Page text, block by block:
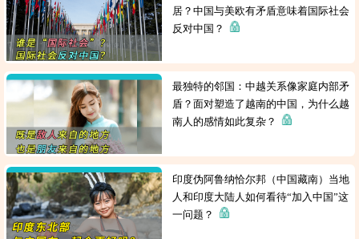
居？中国与美欧有矛盾意味着国际社会
反对中国？
最独特的邻国：中越关系像家庭内部矛
盾？面对塑造了越南的中国，为什么越
南人的感情如此复杂？
印度伪阿鲁纳恰尔邦（中国藏南）当地
人和印度大陆人如何看待“加入中国”这
一问题？